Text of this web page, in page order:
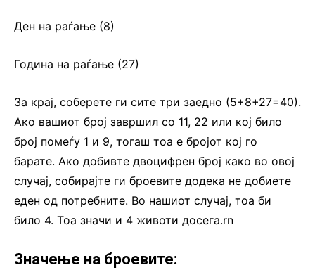
Ден на раѓање (8)
Година на раѓање (27)
За крај, соберете ги сите три заедно (5+8+27=40).
Ако вашиот број завршил со 11, 22 или кој било
број помеѓу 1 и 9, тогаш тоа е бројот кој го
барате. Ако добивте двоцифрен број како во овој
случај, собирајте ги броевите додека не добиете
еден од потребните. Во нашиот случај, тоа би
било 4. Тоа значи и 4 животи досега.rn
Значење на броевите: